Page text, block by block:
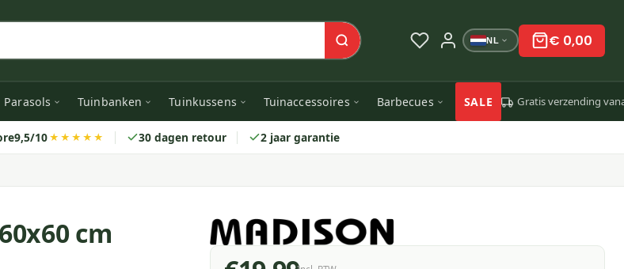
NL € 0,00
Parasols Tuinbanken Tuinkussens Tuinaccessoires Barbecues SALE Gratis verzending
9,5/10★★★★★ 30 dagen retour 2 jaar garantie
cm